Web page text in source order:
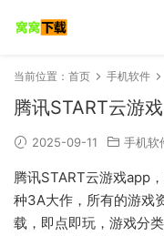
当前位置： 首页 手机软件
腾讯START云游戏
2025-09-11 手机软
腾讯START云游戏app
种3A大作，所有的游戏
载，即点即玩，游戏分